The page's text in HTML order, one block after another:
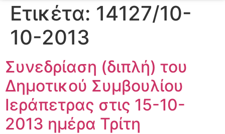
Ετικέτα: 14127/10-
10-2013
Συνεδρίαση (διπλή) του
Δημοτικού Συμβουλίου
Ιεράπετρας στις 15-10-
2013 ημέρα Τρίτη